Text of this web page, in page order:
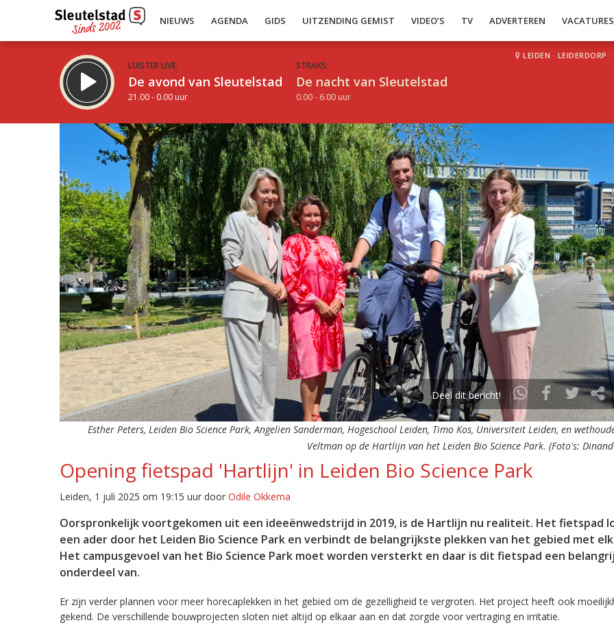
NIEUWS AGENDA GIDS UITZENDING GEMIST VIDEO’S TV ADVERTEREN VACATURES
LUISTER LIVE:
De avond van Sleutelstad
21.00 - 0.00 uur
STRAKS:
De nacht van Sleutelstad
0.00 - 6.00 uur
LEIDEN · LEIDERDORP ·
Inklappen
Deel dit bericht!
Esther Peters, Leiden Bio Science Park, Angelien Sanderman, Hogeschool Leiden, Timo Kos, Universiteit Leiden, en
Veltman op de Hartlijn van het Leiden Bio Science Park. (Foto's:
Opening fietspad 'Hartlijn' in Leiden Bio Science Park
Leiden, 1 juli 2025 om 19:15 uur door Odile Okkema
Oorspronkelijk voortgekomen uit een ideeënwedstrijd in 2019, is de Hartlijn nu realiteit. Het fietspad
een ader door het Leiden Bio Science Park en verbindt de belangrijkste plekken van het gebied met
Het campusgevoel van het Bio Science Park moet worden versterkt en daar is dit fietspad een
onderdeel van.
Er zijn verder plannen voor meer horecaplekken in het gebied om de gezelligheid te vergroten. Het project heeft ook
gekend. De verschillende bouwprojecten sloten niet altijd op elkaar aan en dat zorgde voor vertraging en irritatie.